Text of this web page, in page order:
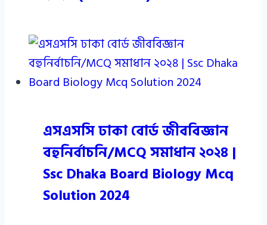
এসএসসি ঢাকা বোর্ড জীববিজ্ঞান
বহুনির্বাচনি/MCQ সমাধান ২০২৪ |
Ssc Dhaka Board Biology Mcq
Solution 2024